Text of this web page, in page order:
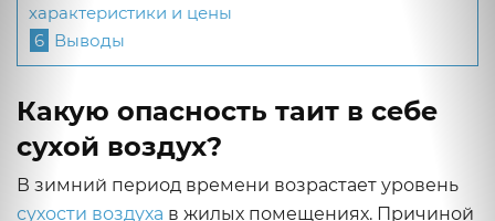
характеристики и цены
6 Выводы
Какую опасность таит в себе
сухой воздух?
В зимний период времени возрастает уровень
сухости воздуха в жилых помещениях. Причиной